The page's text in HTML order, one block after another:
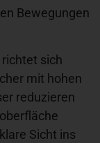
Bewegungen
sich
mit hohen
reduzieren
Sicht ins